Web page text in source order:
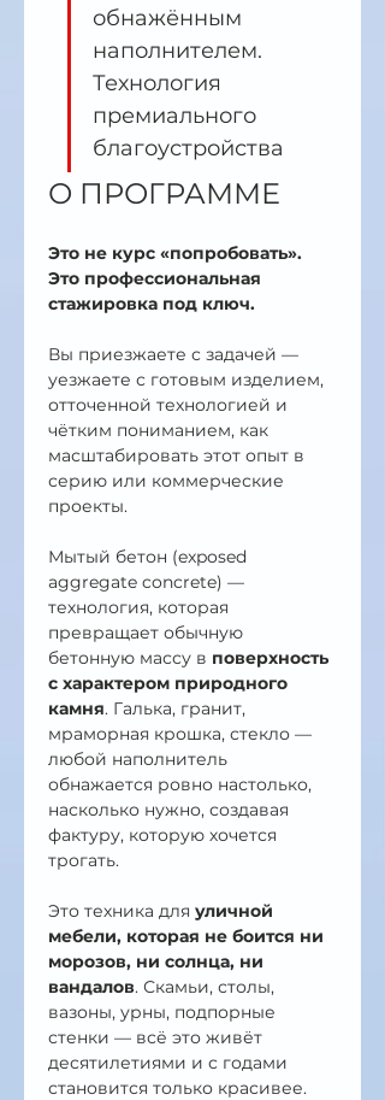
обнажённым
наполнителем.
Технология
премиального
благоустройства
О ПРОГРАММЕ
Это не курс «попробовать».
Это профессиональная
стажировка под ключ.
Вы приезжаете с задачей —
уезжаете с готовым изделием,
отточенной технологией и
чётким пониманием, как
масштабировать этот опыт в
серию или коммерческие
проекты.
Мытый бетон (exposed
aggregate concrete) —
технология, которая
превращает обычную
бетонную массу в поверхность
с характером природного
камня. Галька, гранит,
мраморная крошка, стекло —
любой наполнитель
обнажается ровно настолько,
насколько нужно, создавая
фактуру, которую хочется
трогать.
Это техника для уличной
мебели, которая не боится ни
морозов, ни солнца, ни
вандалов. Скамьи, столы,
вазоны, урны, подпорные
стенки — всё это живёт
десятилетиями и с годами
становится только красивее.